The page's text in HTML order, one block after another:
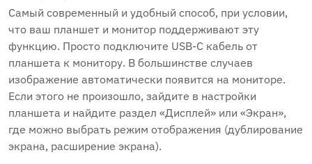
Самый современный и удобный способ, при условии,
что ваш планшет и монитор поддерживают эту
функцию. Просто подключите USB-C кабель от
планшета к монитору. В большинстве случаев
изображение автоматически появится на мониторе.
Если этого не произошло, зайдите в настройки
планшета и найдите раздел «Дисплей» или «Экран»,
где можно выбрать режим отображения (дублирование
экрана, расширение экрана).